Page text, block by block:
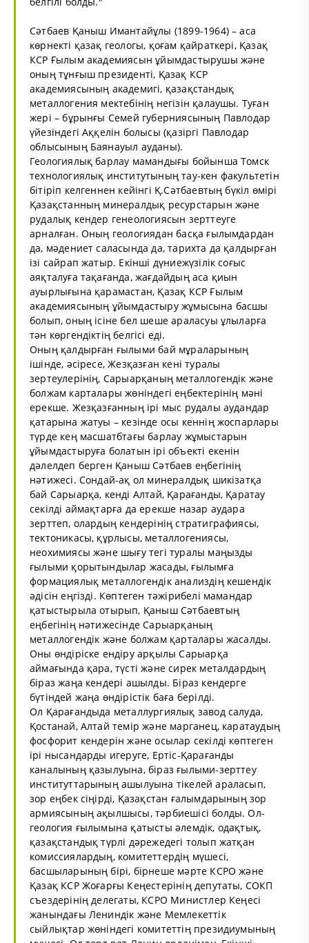
Сәтбаев Қаныш Имантайұлы (1899-1964) – аса
көрнекті қазақ геологы, қоғам қайраткері, Қазақ
КСР Ғылым академиясын ұйымдастырушы және
оның тұнғыш президенті, Қазақ КСР
академиясының академигі, қазақстандық
металлогения мектебінің негізін қалаушы. Туған
жері – бұрынғы Семей губерниясының Павлодар
үйезіндегі Аққелін болысы (қазіргі Павлодар
облысының Баянауыл ауданы).
Геологиялық барлау мамандығы бойынша Томск
технологиялық институтының тау-кен факультетін
бітіріп келгеннен кейінгі Қ.Сәтбаевтың бүкіл өмірі
Қазақстанның минералдық ресурстарын және
рудалық кендер генеологиясын зерттеуге
арналған. Оның геологиядан басқа ғылымдардан
да, мәдениет саласында да, тарихта да қалдырған
ізі сайрап жатыр. Екінші дүниежүзілік соғыс
аяқталуға тақағанда, жағдайдың аса қиын
ауырлығына қарамастан, Қазақ КСР Ғылым
академиясының ұйымдастыру жұмысына басшы
болып, оның ісіне бел шеше араласуы ұлыларға
тән көргендіктің белгісі еді.
Оның қалдырған ғылыми бай мұраларының
ішінде, әсіресе, Жезқазған кені туралы
зертеулерінің, Сарыарқаның металлогендік және
болжам карталары жөніндегі еңбектерінің мәні
ерекше. Жезқазғанның ірі мыс рудалы аудандар
қатарына жатуы – кезінде осы кеннің жоспарлары
түрде кең масшатбтағы барлау жұмыстарын
ұйымдастыруға болатын ірі объекті екенін
дәлелдеп берген Қаныш Сәтбаев еңбегінің
нәтижесі. Сондай-ақ ол минералдық шикізатқа
бай Сарыарқа, кенді Алтай, Қарағанды, Қаратау
секілді аймақтарға да ерекше назар аудара
зерттеп, олардың кендерінің стратиграфиясы,
тектоникасы, құрлысы, металлогениясы,
неохимиясы және шығу тегі туралы маңызды
ғылыми қорытындылар жасады, ғылымға
формациялық металлогендік анализдің кешендік
әдісін еңгізді. Көптеген тәжірибелі мамандар
қатыстырыла отырып, Қаныш Сәтбаевтың
еңбегінің нәтижесінде Сарыарқаның
металлогендік және болжам қарталары жасалды.
Оны өндіріске ендіру арқылы Сарыарқа
аймағында қара, түсті және сирек металдардың
біраз жаңа кендері ашылды. Біраз кендерге
бүтіндей жаңа өндірістік баға берілді.
Ол Қарағандыда металлургиялық завод салуда,
Қостанай, Алтай темір және марганец, каратаудың
фосфорит кендерін және осылар секілді көптеген
ірі нысандарды игеруге, Ертіс-Қарағанды
каналының қазылуына, біраз ғылыми-зерттеу
институттарының ашылуына тікелей араласып,
зор еңбек сіңірді, Қазақстан ғалымдарының зор
армиясының ақылшысы, тәрбиешісі болды. Ол-
геология ғылымына қатысты әлемдік, одақтық,
қазақстандық түрлі дәрежедегі толып жатқан
комиссиялардың, комитеттердің мүшесі,
басшыларының бірі, бірнеше мәрте КСРО және
Қазақ КСР Жоғарғы Кеңестерінің депутаты, СОКП
съездерінің делегаты, КСРО Министлер Кеңесі
жанындағы Лениндік және Мемлекеттік
сыйлықтар жөніндегі комитеттің президиумының